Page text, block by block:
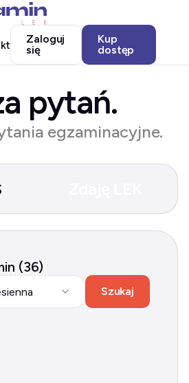
Zaloguj
się
Kup
dostęp
pytań.
egzaminacyjne.
(36)
Szukaj